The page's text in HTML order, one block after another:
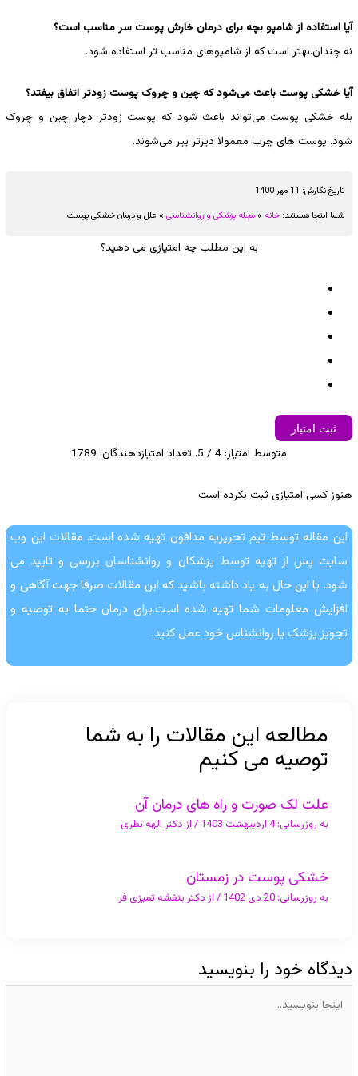
آیا استفاده از شامپو بچه برای درمان خارش پوست سر مناسب است؟
نه چندان.بهتر است که از شامپوهای مناسب تر استفاده شود.
آیا خشکی پوست باعث می‌شود که چین و چروک پوست زودتر اتفاق بیفتد؟
بله خشکی پوست می‌تواند باعث شود که پوست زودتر دچار چین و چروک
شود. پوست های چرب معمولا دیرتر پیر می‌شوند.
تاریخ نگارش: 11 مهر 1400
شما اینجا هستید: خانه »مجله پزشکی و روانشناسی » علل و درمان خشکی پوست
به این مطلب چه امتیازی می دهید؟
ثبت امتیاز
متوسط امتیاز: 4 / 5. تعداد امتیازدهندگان: 1789
هنوز کسی امتیازی ثبت نکرده است
این مقاله توسط تیم تحریریه مدافون تهیه شده است. مقالات این وب
سایت پس از تهیه توسط پزشکان و روانشناسان بررسی و تایید می
شود. با این حال به یاد داشته باشید که این مقالات صرفا جهت آگاهی و
افزایش معلومات شما تهیه شده است.برای درمان حتما به توصیه و
تجویز پزشک یا روانشناس خود عمل کنید.
مطالعه این مقالات را به شما
توصیه می کنیم
علت لک صورت و راه های درمان آن
به روزرسانی:4 اردیبهشت 1403 / از دکتر الهه نظری
خشکی پوست در زمستان
به روزرسانی: 20 دی 1402 / از دکتر بنفشه تمیزی فر
دیدگاه‌ خود را بنویسید